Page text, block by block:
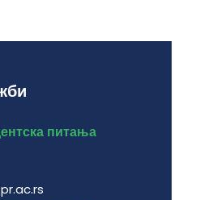
питања